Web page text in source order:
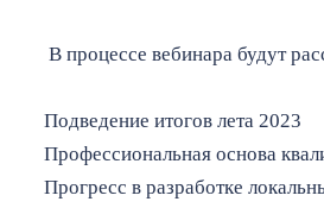
В процессе вебинара будут
Подведение итогов лета 2023
Профессиональная основа
Прогресс в разработке